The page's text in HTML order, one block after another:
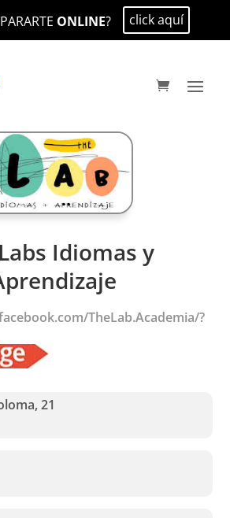
ONLINE? click aquí
Idiomas y
TheLab.Academia/?
21